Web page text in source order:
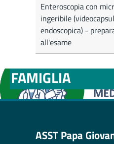
Enteroscopia con
ingeribile
endoscopica) -
all'esame
MEDICI E
FAMIGLIA
ASST Papa